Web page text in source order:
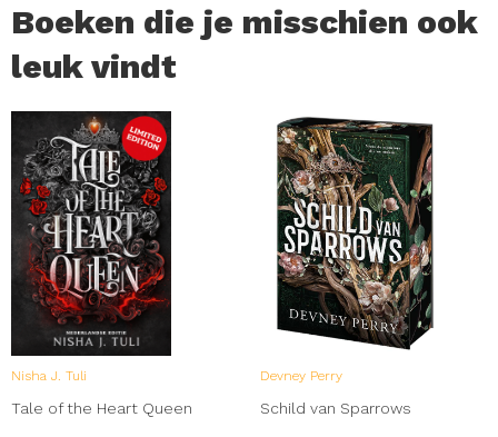
Boeken die je misschien ook
leuk vindt
Nisha J. Tuli
Tale of the Heart Queen
Devney Perry
Schild van Sparrows